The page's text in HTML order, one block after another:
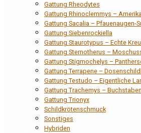
Gattung Rheodytes
Gattung Rhinoclemmys –
Gattung Sacalia – Pfauenaugen-
Gattung Siebenrockiella
Gattung Staurotypus – Echte
Gattung Sternotherus –
Gattung Stigmochelys –
Gattung Terrapene –
Gattung Testudo – Eigentliche
Gattung Trachemys –
Gattung Trionyx
Schildkrötenschmuck
Sonstiges
Hybriden